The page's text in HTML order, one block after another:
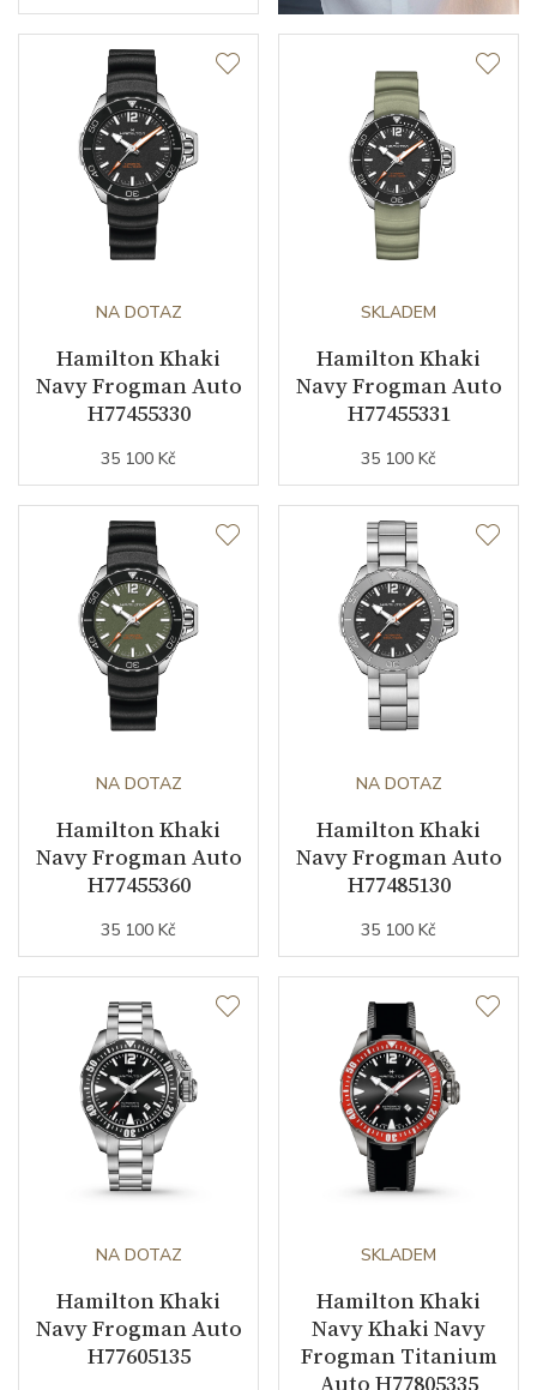
NA DOTAZ
Hamilton Khaki
Navy Frogman Auto
H77455330
35 100 Kč
SKLADEM
Hamilton Khaki
Navy Frogman Auto
H77455331
35 100 Kč
NA DOTAZ
Hamilton Khaki
Navy Frogman Auto
H77455360
35 100 Kč
NA DOTAZ
Hamilton Khaki
Navy Frogman Auto
H77485130
35 100 Kč
NA DOTAZ
Hamilton Khaki
Navy Frogman Auto
H77605135
SKLADEM
Hamilton Khaki
Navy Khaki Navy
Frogman Titanium
Auto H77805335